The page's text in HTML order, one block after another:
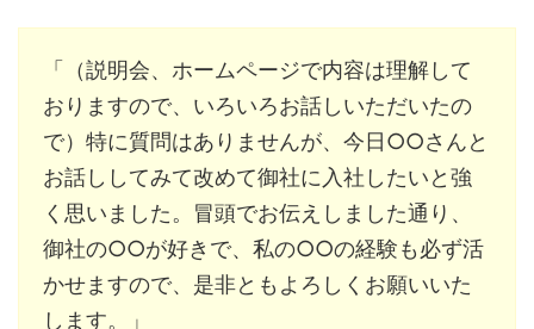
「（説明会、ホームページで内容は理解して
おりますので、いろいろお話しいただいたの
で）特に質問はありませんが、今日○○さんと
お話ししてみて改めて御社に入社したいと強
く思いました。冒頭でお伝えしました通り、
御社の○○が好きで、私の○○の経験も必ず活
かせますので、是非ともよろしくお願いいた
します。」